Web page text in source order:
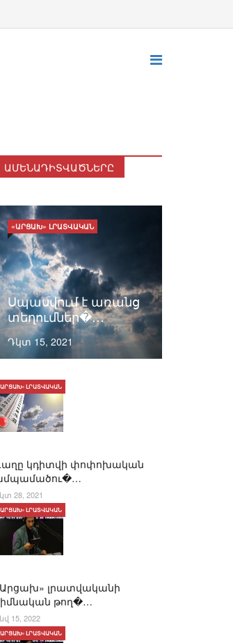
ԱՄԵՆԱԴԻՏՎԱԾՆԵՐԸ
Սպասվում է առանց
տեղումներ�…
Դկտ 15, 2021
«ԱՐՑԱԽ» ԼՐԱՏՎԱԿԱՆ
կդիտվի փոփոխական
ԼՐԱՏՎԱԿԱՆ
28, 2021
լրատվականի
թող�…
ԼՐԱՏՎԱԿԱՆ
15, 2022
ԼՐԱՏՎԱԿԱՆ